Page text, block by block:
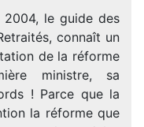
le guide des
connaît un
de la réforme
ministre, sa
! Parce que la
la réforme que